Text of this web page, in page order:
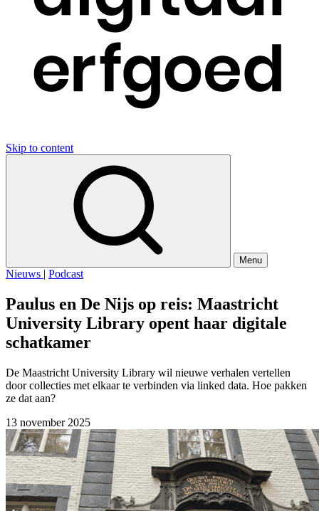
Skip to content
Menu
Nieuws | Podcast
Paulus en De Nijs op reis: Maastricht
University Library opent haar digitale
schatkamer
De Maastricht University Library wil nieuwe verhalen vertellen
door collecties met elkaar te verbinden via linked data. Hoe pakken
ze dat aan?
13 november 2025